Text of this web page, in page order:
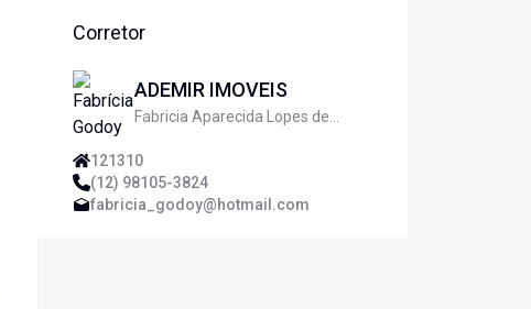
Corretor
ADEMIR IMOVEIS
Fabricia Aparecida Lopes de
121310
(12) 98105-3824
fabricia_godoy@hotmail.com